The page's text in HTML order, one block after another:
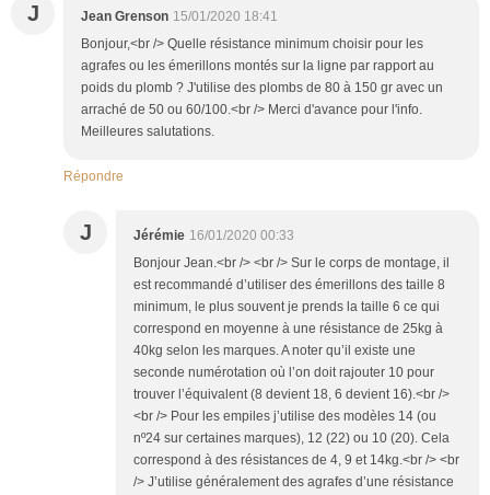
J Jean Grenson 15/01/2020 18:41
Bonjour,<br /> Quelle résistance minimum choisir pour les
agrafes ou les émerillons montés sur la ligne par rapport au
poids du plomb ? J'utilise des plombs de 80 à 150 gr avec un
arraché de 50 ou 60/100.<br /> Merci d'avance pour l'info.
Meilleures salutations.
Répondre
J Jérémie 16/01/2020 00:33
Bonjour Jean.<br /> <br /> Sur le corps de montage, il
est recommandé d’utiliser des émerillons des taille 8
minimum, le plus souvent je prends la taille 6 ce qui
correspond en moyenne à une résistance de 25kg à
40kg selon les marques. A noter qu’il existe une
seconde numérotation où l’on doit rajouter 10 pour
trouver l’équivalent (8 devient 18, 6 devient 16).<br />
<br /> Pour les empiles j’utilise des modèles 14 (ou
nº24 sur certaines marques), 12 (22) ou 10 (20). Cela
correspond à des résistances de 4, 9 et 14kg.<br /> <br
/> J’utilise généralement des agrafes d’une résistance